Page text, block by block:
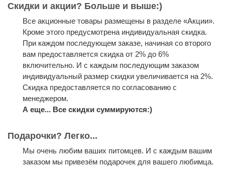
Скидки и акции? Больше и выше:)
Все акционные товары размещены в разделе «Акции».
Кроме этого предусмотрена индивидуальная скидка.
При каждом последующем заказе, начиная со второго
вам предоставляется скидка от 2% до 6%
включительно. И с каждым последующим заказом
индивидуальный размер скидки увеличивается на 2%.
Скидка предоставляется по согласованию с
менеджером.
А еще... Все скидки суммируются:)
Подарочки? Легко...
Мы очень любим ваших питомцев. И с каждым вашим
заказом мы привезём подарочек для вашего любимца.